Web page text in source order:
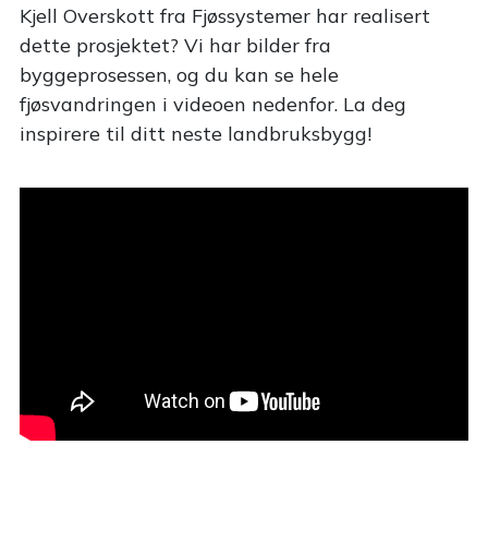
Kjell Overskott fra Fjøssystemer har realisert
dette prosjektet? Vi har bilder fra
byggeprosessen, og du kan se hele
fjøsvandringen i videoen nedenfor. La deg
inspirere til ditt neste landbruksbygg!